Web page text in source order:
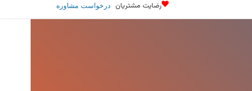
رضایت مشتریان درخواست مشاوره